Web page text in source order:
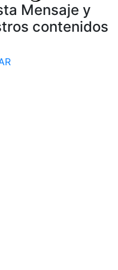
Mensaje y
contenidos